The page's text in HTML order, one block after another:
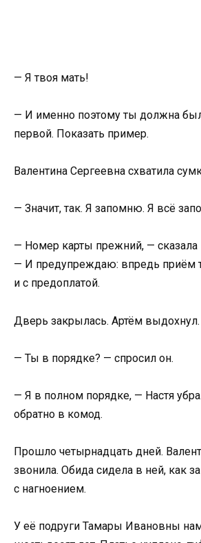
— Я твоя мать!
— И именно поэтому ты должна
первой. Показать пример.
Валентина Сергеевна схватила
— Значит, так. Я запомню. Я всё
— Номер карты прежний, — сказала
— И предупреждаю: впредь приём
и с предоплатой.
Дверь закрылась. Артём выдохнул.
— Ты в порядке? — спросил он.
— Я в полном порядке, — Настя
обратно в комод.
Прошло четырнадцать дней.
звонила. Обида сидела в ней, как
с нагноением.
У её подруги Тамары Ивановны